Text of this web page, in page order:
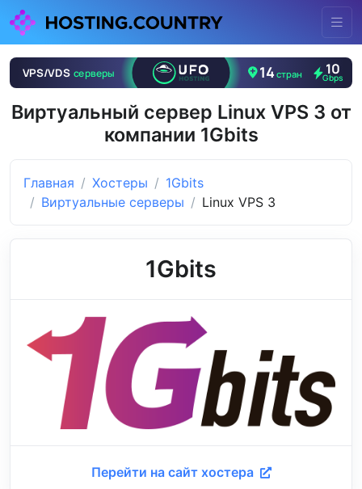
Виртуальный сервер Linux VPS 3 от
компании 1Gbits
Главная Хостеры
1Gbits
Виртуальные серверы
Linux VPS 3
1Gbits
Перейти на сайт хостера